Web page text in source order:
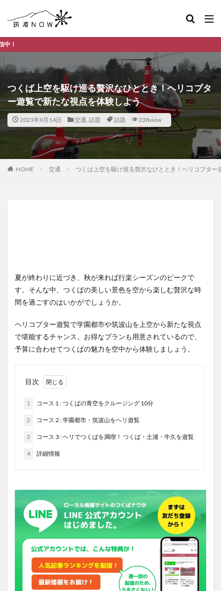
つくば上空を駆け巡る贅沢なひととき！ヘリコプタ
ー遊覧で新たな視点を体験しよう
2023年9月14日 交通, 話題 話題 238view
HOME 交通 つくば上空を駆け巡る贅沢なひととき！ヘリコプター
夏が終わりに近づき、秋が来れば行楽シーズンのピークで
す。そんな中、つくばの美しい景色を空から楽しむ贅沢な時
間を過ごすのはいかがでしょうか。
ヘリコプター遊覧で学園都市や筑波山を上空から新たな視点
で堪能するチャンス。お得なプランも用意されているので、
予算に合わせてつくばの魅力を空中から体験しましょう。
目次
1 コース１: つくばの青空をクルージング 10分
2 コース２: 学園都市・筑波山をヘリ遊覧
3 コース３: ヘリでつくばを満喫！ つくば・土浦・牛久を遊覧
4 詳細情報